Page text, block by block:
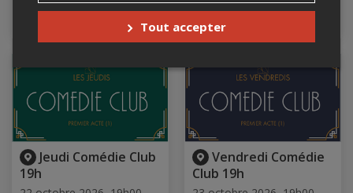
16 octobre 2026, 19h00
Le Baratineur, Longueuil, QC
17 octobre 2026, 21h00
Le Baratineur, Longueuil, QC
Jeudi Comédie Club
19h
Vendredi Comédie
Club 19h
Tout accepter